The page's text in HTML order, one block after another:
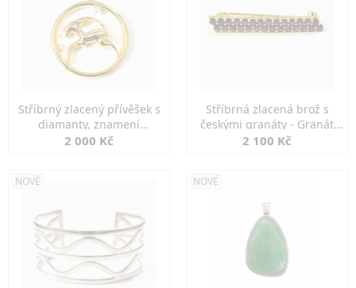
Stříbrný zlacený přívěšek s
diamanty, znamení
KOZOROH
2 000 Kč
Stříbrná zlacená brož s
českými granáty - Granát
Turnov
2 100 Kč
NOVÉ NOVÉ